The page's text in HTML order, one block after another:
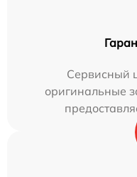
Сервисный
оригинальные